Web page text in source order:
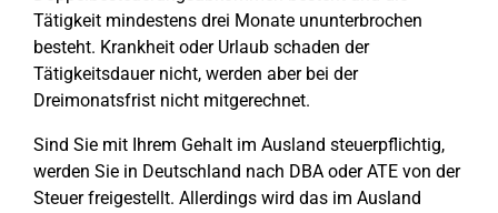
Tätigkeit mindestens drei Monate ununterbrochen
besteht. Krankheit oder Urlaub schaden der
Tätigkeitsdauer nicht, werden aber bei der
Dreimonatsfrist nicht mitgerechnet.
Sind Sie mit Ihrem Gehalt im Ausland steuerpflichtig,
werden Sie in Deutschland nach DBA oder ATE von der
Steuer freigestellt. Allerdings wird das im Ausland